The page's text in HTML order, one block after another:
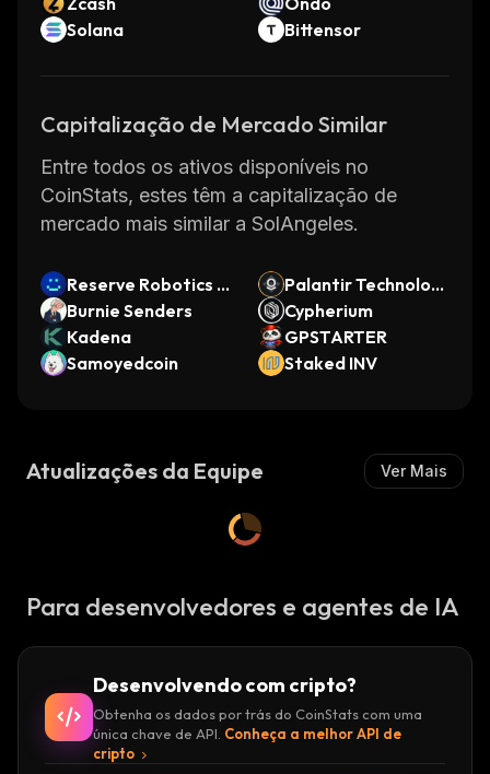
Solana
Bittensor
Capitalização de Mercado Similar
Entre todos os ativos disponíveis no
CoinStats, estes têm a capitalização de
mercado mais similar a SolAngeles.
Reserve Robotics D
TF
Palantir Technologi
es (bStocks Tokeniz
ed Stock)
Burnie Senders
Cypherium
Kadena
GPSTARTER
Samoyedcoin
Staked INV
Atualizações da Equipe Ver Mais
Para desenvolvedores e agentes de IA
Desenvolvendo com cripto?
Obtenha os dados por trás do CoinStats com uma
única chave de API. Conheça a melhor API de
cripto